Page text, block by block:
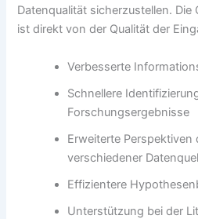
Datenqualität sicherzustellen. Die
ist direkt von der Qualität der
Verbesserte
Schnellere
Forschungsergebnisse
Erweiterte
verschiedener
Effizientere
Unterstützung bei der